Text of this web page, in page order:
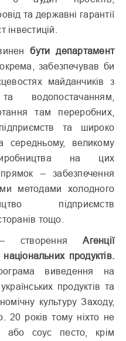
та державні гарантії
інвестицій.
бути департамент
забезпечував би
майданчиків з
водопостачанням,
там переробних,
та широко
великому
на цих
– забезпечення
методами холодного
підприємств
тощо.
– створенняАгенції
продуктів.
виведення на
продуктів та
культуру Заходу,
20 років тому ніхто не
соус песто, крім